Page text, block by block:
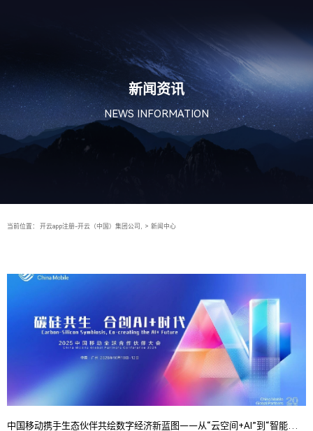
新闻资讯
NEWS INFORMATION
当前位置： 开云app注册-开云（中国）集团公司, > 新闻中心